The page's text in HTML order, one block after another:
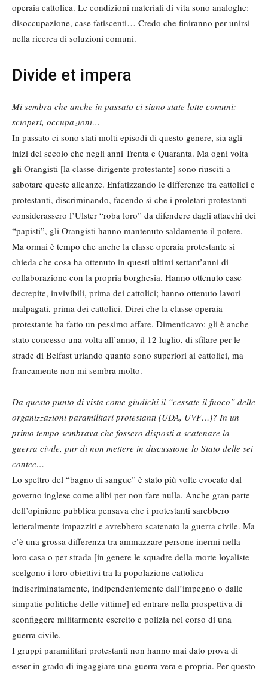
operaia cattolica. Le condizioni materiali di vita sono analoghe:
disoccupazione, case fatiscenti… Credo che finiranno per unirsi
nella ricerca di soluzioni comuni.
Divide et impera
Mi sembra che anche in passato ci siano state lotte comuni:
scioperi, occupazioni…
In passato ci sono stati molti episodi di questo genere, sia agli
inizi del secolo che negli anni Trenta e Quaranta. Ma ogni volta
gli Orangisti [la classe dirigente protestante] sono riusciti a
sabotare queste alleanze. Enfatizzando le differenze tra cattolici e
protestanti, discriminando, facendo sì che i proletari protestanti
considerassero l’Ulster “roba loro” da difendere dagli attacchi dei
“papisti”, gli Orangisti hanno mantenuto saldamente il potere.
Ma ormai è tempo che anche la classe operaia protestante si
chieda che cosa ha ottenuto in questi ultimi settant’anni di
collaborazione con la propria borghesia. Hanno ottenuto case
decrepite, invivibili, prima dei cattolici; hanno ottenuto lavori
malpagati, prima dei cattolici. Direi che la classe operaia
protestante ha fatto un pessimo affare. Dimenticavo: gli è anche
stato concesso una volta all’anno, il 12 luglio, di sfilare per le
strade di Belfast urlando quanto sono superiori ai cattolici, ma
francamente non mi sembra molto.
Da questo punto di vista come giudichi il “cessate il fuoco” delle
organizzazioni paramilitari protestanti (UDA, UVF…)? In un
primo tempo sembrava che fossero disposti a scatenare la
guerra civile, pur di non mettere in discussione lo Stato delle sei
contee…
Lo spettro del “bagno di sangue” è stato più volte evocato dal
governo inglese come alibi per non fare nulla. Anche gran parte
dell’opinione pubblica pensava che i protestanti sarebbero
letteralmente impazziti e avrebbero scatenato la guerra civile. Ma
c’è una grossa differenza tra ammazzare persone inermi nella
loro casa o per strada [in genere le squadre della morte loyaliste
scelgono i loro obiettivi tra la popolazione cattolica
indiscriminatamente, indipendentemente dall’impegno o dalle
simpatie politiche delle vittime] ed entrare nella prospettiva di
sconfiggere militarmente esercito e polizia nel corso di una
guerra civile.
I gruppi paramilitari protestanti non hanno mai dato prova di
esser in grado di ingaggiare una guerra vera e propria. Per questo